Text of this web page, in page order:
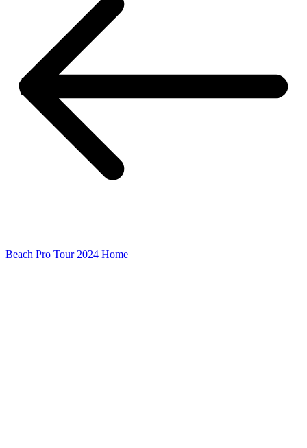
Beach Pro Tour 2024 Home